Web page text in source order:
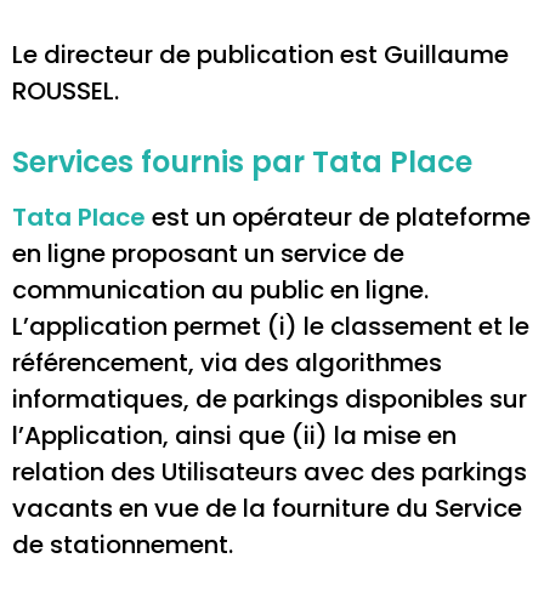
Le directeur de publication est Guillaume
ROUSSEL.
Services fournis par Tata Place
Tata Place est un opérateur de plateforme
en ligne proposant un service de
communication au public en ligne.
L’application permet (i) le classement et le
référencement, via des algorithmes
informatiques, de parkings disponibles sur
l’Application, ainsi que (ii) la mise en
relation des Utilisateurs avec des parkings
vacants en vue de la fourniture du Service
de stationnement.